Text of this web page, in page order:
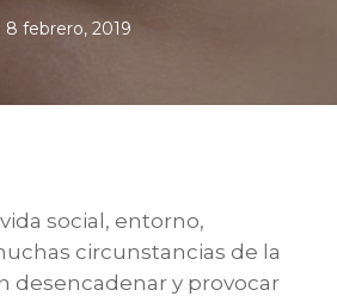
8 febrero, 2019
social, entorno,
circunstancias de la
desencadenar y provocar